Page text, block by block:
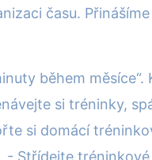
času.
během měsíce“.
si tréninky,
si domácí